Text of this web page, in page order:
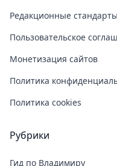
Редакционные стандарты
Пользовательское
Монетизация сайтов
Политика
Политика cookies
Рубрики
Гид по Владимиру